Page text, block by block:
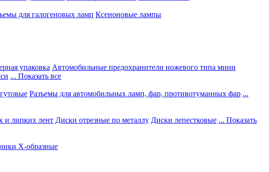
для галогеновых ламп Ксеноновые лампы
упаковка Автомобильные предохранители ножевого типа мини
... Показать все
Разъемы для автомобильных ламп, фар, противотуманных фар ...
и липких лент Диски отрезные по металлу Диски лепестковые ... Показать
Х-образные